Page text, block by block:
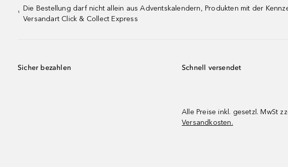
¹
Die Bestellung darf nicht allein aus Adventskalendern, Produkten mit der
Versandart Click & Collect Express
Sicher bezahlen Schnell versendet
Alle Preise inkl. gesetzl. MwSt
Versandkosten.